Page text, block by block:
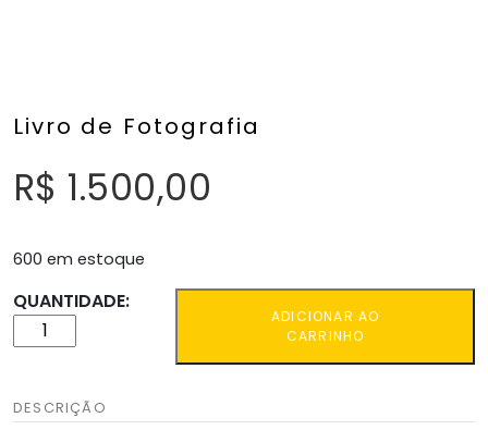
Livro de Fotografia
R$ 1.500,00
600 em estoque
QUANTIDADE:
ADICIONAR AO
CARRINHO
DESCRIÇÃO